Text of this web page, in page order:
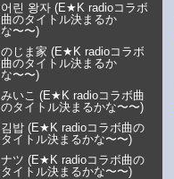
어린 왕자 (E★K radioコラボ
曲のタイトル決まるか
な〜〜)
のじま家 (E★K radioコラボ
曲のタイトル決まるか
な〜〜)
みいこ (E★K radioコラボ曲
のタイトル決まるかな〜〜)
김밥 (E★K radioコラボ曲の
タイトル決まるかな〜〜)
ナツ (E★K radioコラボ曲の
タイトル決まるかな〜〜)